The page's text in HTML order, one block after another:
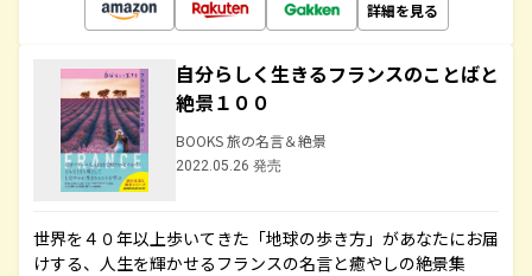
詳細を見る
自分らしく生きるフランスのことばと
絶景１００
BOOKS 旅の名言＆絶景
2022.05.26 発売
世界を４０年以上歩いてきた「地球の歩き方」があなたにお届
けする、人生を輝かせるフランスの名言と癒やしの絶景集